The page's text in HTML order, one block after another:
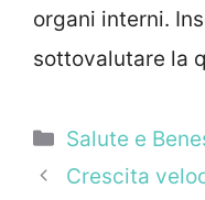
organi interni.
sottovalutare la
Categorie
Salute e
Crescita